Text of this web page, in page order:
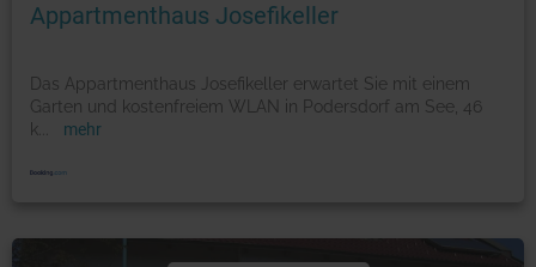
Appartmenthaus Josefikeller
Das Appartmenthaus Josefikeller erwartet Sie mit einem
Garten und kostenfreiem WLAN in Podersdorf am See, 46
k
mehr